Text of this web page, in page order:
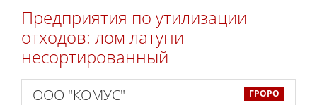
Предприятия по утилизации
отходов: лом латуни
несортированный
ГРОРО
ООО "КОМУС"